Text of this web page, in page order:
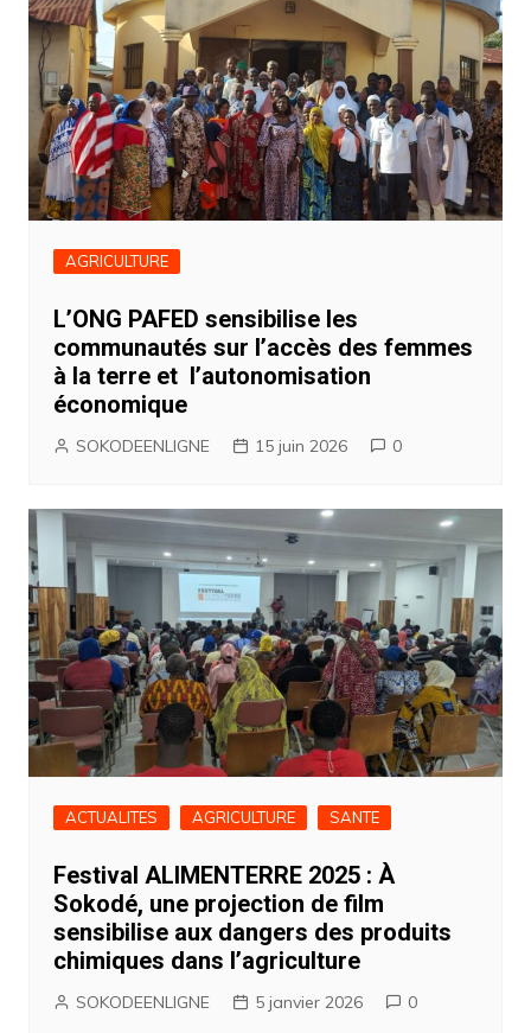
AGRICULTURE
L’ONG PAFED sensibilise les
communautés sur l’accès des femmes
à la terre et l’autonomisation
économique
SOKODEENLIGNE 15 juin 2026 0
ACTUALITES AGRICULTURE SANTE
Festival ALIMENTERRE 2025 : À
Sokodé, une projection de film
sensibilise aux dangers des produits
chimiques dans l’agriculture
SOKODEENLIGNE 5 janvier 2026 0